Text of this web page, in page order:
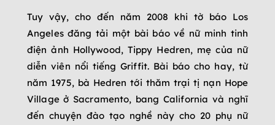
Tuy vậy, cho đến năm 2008 khi tờ báo Los
Angeles đăng tải một bài báo về nữ minh tinh
điện ảnh Hollywood, Tippy Hedren, mẹ của nữ
diễn viên nổi tiếng Griffit. Bài báo cho hay, từ
năm 1975, bà Hedren tới thăm trại tị nạn Hope
Village ở Sacramento, bang California và nghĩ
đến chuyện đào tạo nghề này cho 20 phụ nữ